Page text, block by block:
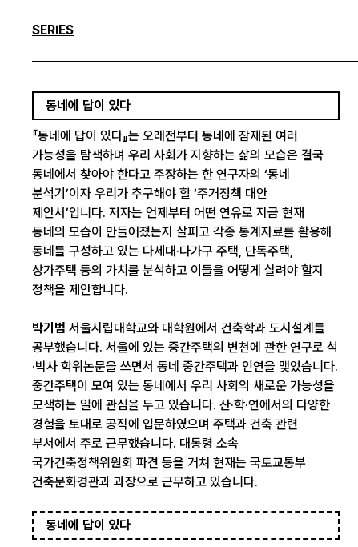
SERIES
동네에 답이 있다
『동네에 답이 있다』는 오래전부터 동네에 잠재된 여러
가능성을 탐색하며 우리 사회가 지향하는 삶의 모습은 결국
동네에서 찾아야 한다고 주장하는 한 연구자의 ‘동네
분석기’이자 우리가 추구해야 할 ‘주거정책 대안
제안서’입니다. 저자는 언제부터 어떤 연유로 지금 현재
동네의 모습이 만들어졌는지 살피고 각종 통계자료를 활용해
동네를 구성하고 있는 다세대·다가구 주택, 단독주택,
상가주택 등의 가치를 분석하고 이들을 어떻게 살려야 할지
정책을 제안합니다.
박기범 서울시립대학교와 대학원에서 건축학과 도시설계를
공부했습니다. 서울에 있는 중간주택의 변천에 관한 연구로 석
·박사 학위논문을 쓰면서 동네 중간주택과 인연을 맺었습니다.
중간주택이 모여 있는 동네에서 우리 사회의 새로운 가능성을
모색하는 일에 관심을 두고 있습니다. 산·학·연에서의 다양한
경험을 토대로 공직에 입문하였으며 주택과 건축 관련
부서에서 주로 근무했습니다. 대통령 소속
국가건축정책위원회 파견 등을 거쳐 현재는 국토교통부
건축문화경관과 과장으로 근무하고 있습니다.
동네에 답이 있다